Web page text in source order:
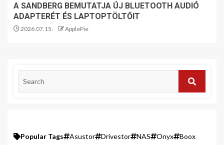
A SANDBERG BEMUTATJA ÚJ BLUETOOTH AUDIÓ
ADAPTERÉT ÉS LAPTOPTÖLTŐIT
2026.07.15. ApplePie
Popular Tags Asustor Drivestor NAS Onyx Boox